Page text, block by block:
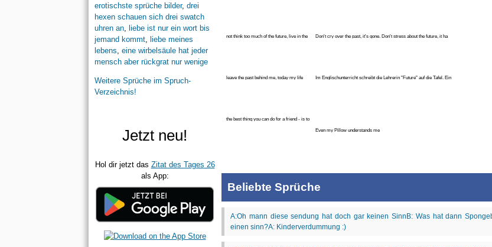
erotischste sprüche bilder, drei
hexen schauen sich drei swatch
uhren an, liebe ist nur ein wort bis
jemand kommt, liebe meines
lebens, eine wirbelsäule hat jeder
mensch aber rückgrat nur wenige
Weitere Sprüche im Spruch-
Verzeichnis!
Jetzt neu!
Hol dir jetzt das Zitat des Tages 26
als App:
not think too much of the future, live in the
Don't cry over the past, it's gone. Don't stress about the future, it ha
leave the past behind me, today my life
Im Englischunterricht schreibt die Lehrerin "Future" auf die Tafel. Ein
the best thing you can do for a friend - is to
Even my Pillow understands me
Beliebte Sprüche